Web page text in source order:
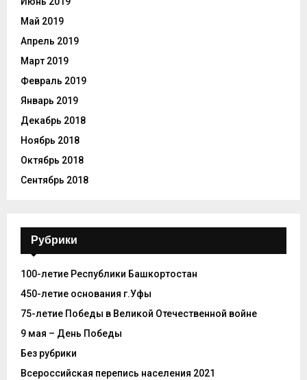
Май 2019
Апрель 2019
Март 2019
Февраль 2019
Январь 2019
Декабрь 2018
Ноябрь 2018
Октябрь 2018
Сентябрь 2018
Рубрики
100-летие Республики Башкортостан
450-летие основания г.Уфы
75-летие Победы в Великой Отечественной войне
9 мая – День Победы
Без рубрики
Всероссийская перепись населения 2021